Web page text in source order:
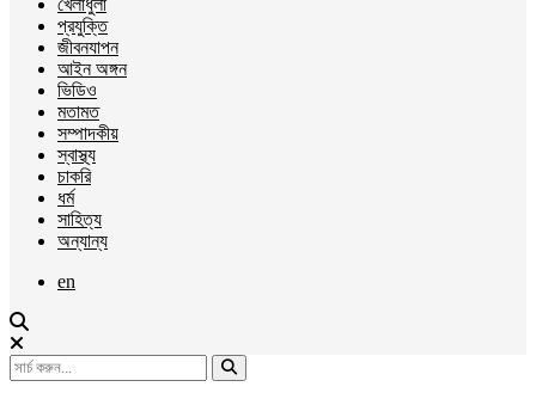
খেলাধুলা
প্রযুক্তি
জীবনযাপন
আইন অঙ্গন
ভিডিও
মতামত
সম্পাদকীয়
স্বাস্থ্য
চাকরি
ধর্ম
সাহিত্য
অন্যান্য
en